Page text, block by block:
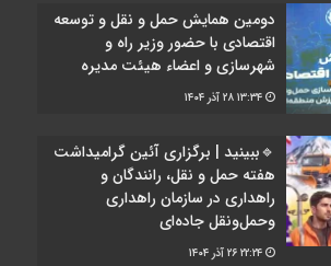
دومین همایش حمل و نقل و توسعه
اقتصادی با حضور وزیر راه و
شهرسازی و اعضاء هیئت مدیره
۲۸ آذر ۱۴۰۴
🔹ببینید | برگزاری آئین گرامیداشت
هفته حمل و نقل، رانندگان و
راهداری در سازمان راهداری
وحمل‌ونقل جاده‌ای
۲۶ آذر ۱۴۰۴